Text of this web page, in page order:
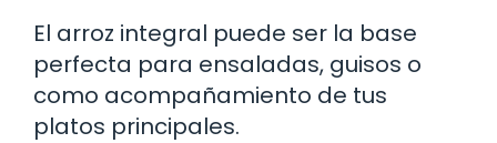
El arroz integral puede ser la base
perfecta para ensaladas, guisos o
como acompañamiento de tus
platos principales.